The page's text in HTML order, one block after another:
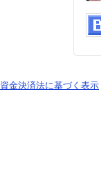
資金決済法に基づく表示